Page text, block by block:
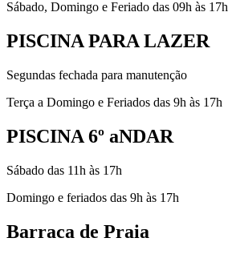
Sábado, Domingo e Feriado das 09h às 17h
PISCINA PARA LAZER
Segundas fechada para manutenção
Terça a Domingo e Feriados das 9h às 17h
PISCINA 6º aNDAR
Sábado das 11h às 17h
Domingo e feriados das 9h às 17h
Barraca de Praia